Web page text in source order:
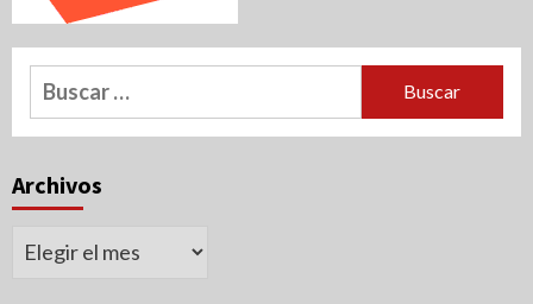
Buscar:
Archivos
Archivos